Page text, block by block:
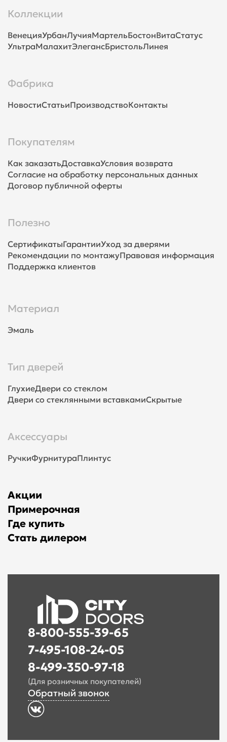
Коллекции
ВенецияУрбанЛучияМартельБостонВитаСтатус
УльтраМалахитЭлегансБристольЛинея
Фабрика
НовостиСтатьиПроизводствоКонтакты
Покупателям
Как заказатьДоставкаУсловия возврата
Согласие на обработку персональных данных
Договор публичной оферты
Полезно
СертификатыГарантииУход за дверями
Рекомендации по монтажуПравовая информация
Поддержка клиентов
Материал
Эмаль
Тип дверей
ГлухиеДвери со стеклом
Двери со стеклянными вставкамиСкрытые
Аксессуары
РучкиФурнитураПлинтус
Акции
Примерочная
Где купить
Стать дилером
8-800-555-39-65
7-495-108-24-05
8-499-350-97-18
(Для розничных покупателей)
Обратный звонок